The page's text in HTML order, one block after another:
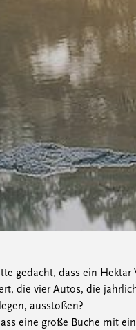
gedacht, dass ein
die vier Autos, die
ausstoßen?
eine große Buche mit